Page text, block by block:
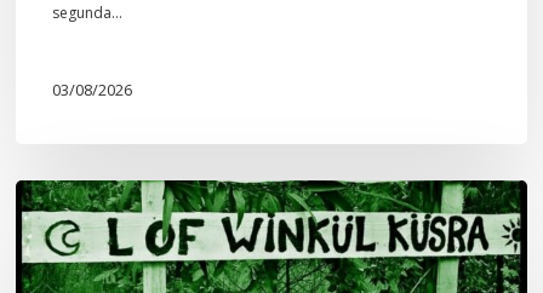
segunda…
03/08/2026
Lof
Winkül
Küsra